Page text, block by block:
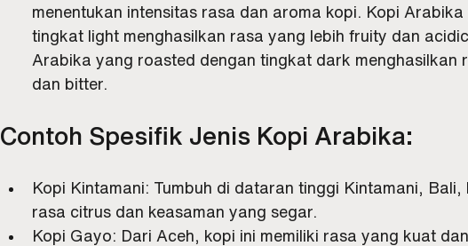
menentukan intensitas rasa dan aroma kopi. Kopi
tingkat light menghasilkan rasa yang lebih fruity dan
Arabika yang roasted dengan tingkat dark menghasilkan
dan bitter.
Contoh Spesifik Jenis Kopi Arabika:
Kopi Kintamani: Tumbuh di dataran tinggi Kintamani, Bali,
rasa citrus dan keasaman yang segar.
Kopi Gayo: Dari Aceh, kopi ini memiliki rasa yang kuat